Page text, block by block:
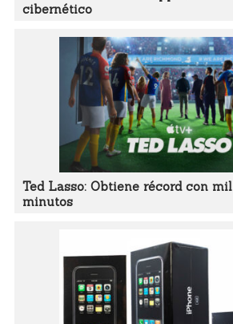
cibernético
Ted Lasso: Obtiene récord con
minutos